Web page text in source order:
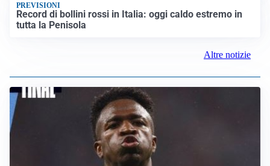
PREVISIONI
Record di bollini rossi in Italia: oggi caldo estremo in
tutta la Penisola
Altre notizie